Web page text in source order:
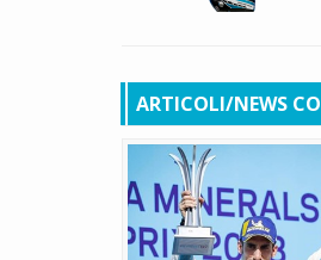
ARTICOLI/NEWS